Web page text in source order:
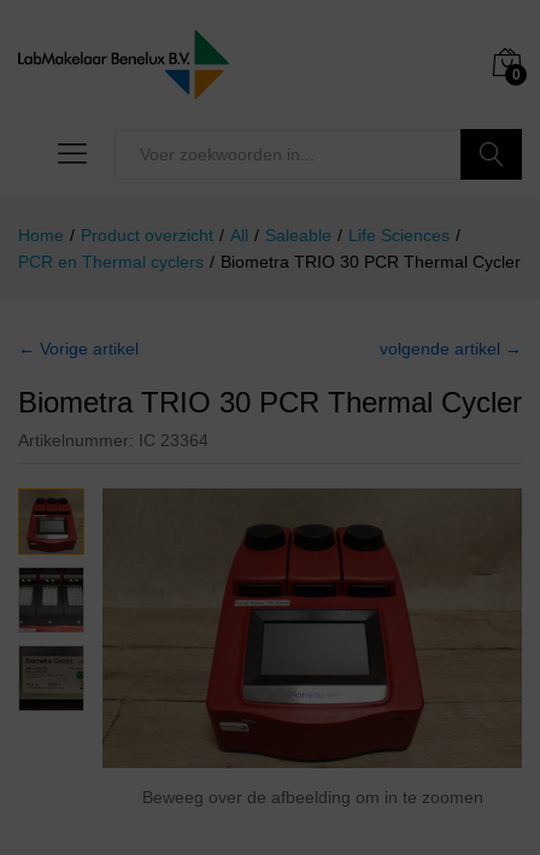
0
Home / Product overzicht / All / Saleable / Life Sciences /
PCR en Thermal cyclers / Biometra TRIO 30 PCR Thermal Cycler
← Vorige artikel volgende artikel →
Biometra TRIO 30 PCR Thermal Cycler
Artikelnummer: IC 23364
Beweeg over de afbeelding om in te zoomen